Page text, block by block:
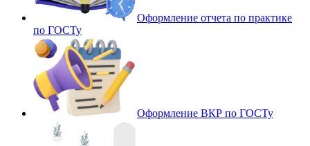
Оформление отчета по практике
по ГОСТу
Оформление ВКР по ГОСТу